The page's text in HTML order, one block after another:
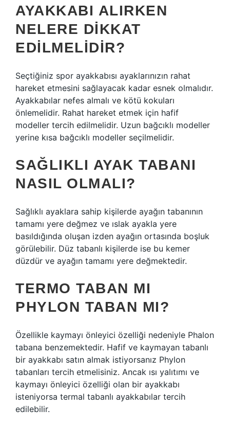
AYAKKABI ALIRKEN
NELERE DIKKAT
EDILMELIDIR?
Seçtiğiniz spor ayakkabısı ayaklarınızın rahat
hareket etmesini sağlayacak kadar esnek olmalıdır.
Ayakkabılar nefes almalı ve kötü kokuları
önlemelidir. Rahat hareket etmek için hafif
modeller tercih edilmelidir. Uzun bağcıklı modeller
yerine kısa bağcıklı modeller seçilmelidir.
SAĞLIKLI AYAK TABANI
NASIL OLMALI?
Sağlıklı ayaklara sahip kişilerde ayağın tabanının
tamamı yere değmez ve ıslak ayakla yere
basıldığında oluşan izden ayağın ortasında boşluk
görülebilir. Düz tabanlı kişilerde ise bu kemer
düzdür ve ayağın tamamı yere değmektedir.
TERMO TABAN MI
PHYLON TABAN MI?
Özellikle kaymayı önleyici özelliği nedeniyle Phalon
tabana benzemektedir. Hafif ve kaymayan tabanlı
bir ayakkabı satın almak istiyorsanız Phylon
tabanları tercih etmelisiniz. Ancak ısı yalıtımı ve
kaymayı önleyici özelliği olan bir ayakkabı
isteniyorsa termal tabanlı ayakkabılar tercih
edilebilir.